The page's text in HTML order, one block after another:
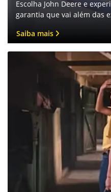
John Deere
Vestuário de alta qualidade
durabilidade e estilo,
John Deere.